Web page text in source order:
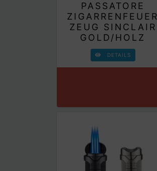
PASSATORE
ZIGARRENFEUER
ZEUG SINCLAIR
GOLD/HOLZ
DETAILS